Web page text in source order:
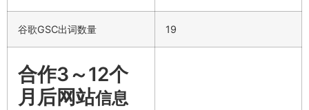
谷歌GSC出词数量 19
合作3～12个
月后网站信息